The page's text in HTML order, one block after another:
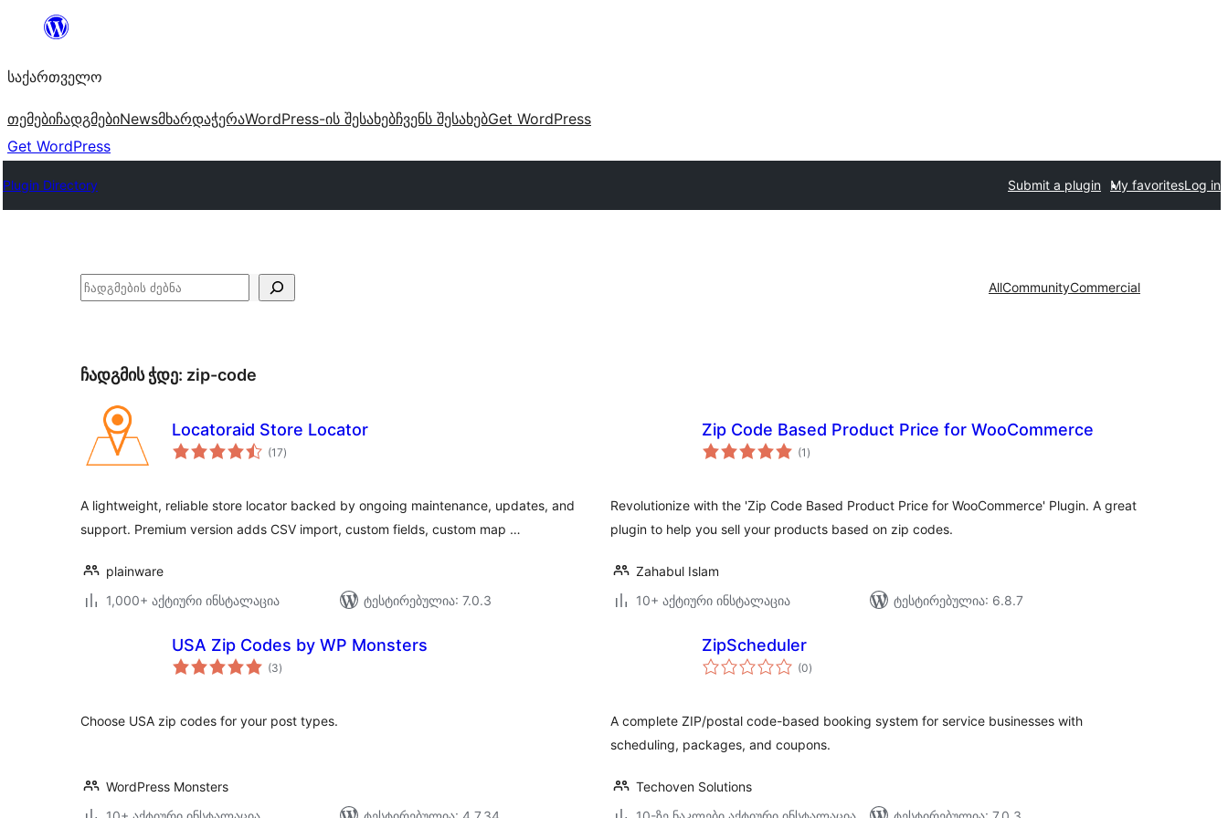
შიგთავსზე
საქართველო
თემებიჩადგმებიNewsმხარდაჭერაWordPress-ის შესახებჩვენს შესახებGet WordPress
Get WordPress
Plugin Directory Submit a plugin My favoritesLog in
ძებნა AllCommunityCommercial
ჩადგმის ჭდე: zip-code
Locatoraid Store Locator
(17საერთო
რეიტინგი
)
A lightweight, reliable store locator backed by ongoing maintenance, updates, and
support. Premium version adds CSV import, custom fields, custom map …
plainware
1,000+ აქტიური ინსტალაცია
ტესტირებულია: 7.0.3
Zip Code Based Product Price for WooCommerce
(1 საერთო
რეიტინგი
)
Revolutionize with the 'Zip Code Based Product Price for WooCommerce' Plugin. A great
plugin to help you sell your products based on zip codes.
Zahabul Islam
10+ აქტიური ინსტალაცია
ტესტირებულია: 6.8.7
USA Zip Codes by WP Monsters
(3საერთო
რეიტინგი
)
Choose USA zip codes for your post types.
WordPress Monsters
ZipScheduler
(0საერთო
რეიტინგი
)
A complete ZIP/postal code-based booking system for service businesses with
scheduling, packages, and coupons.
Techoven Solutions